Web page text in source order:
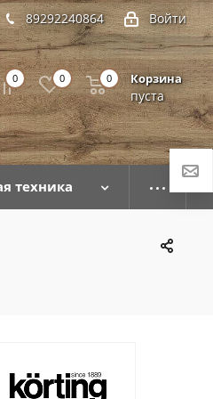
Войти
89292240864
0 0 Корзина
пуста
0
техника